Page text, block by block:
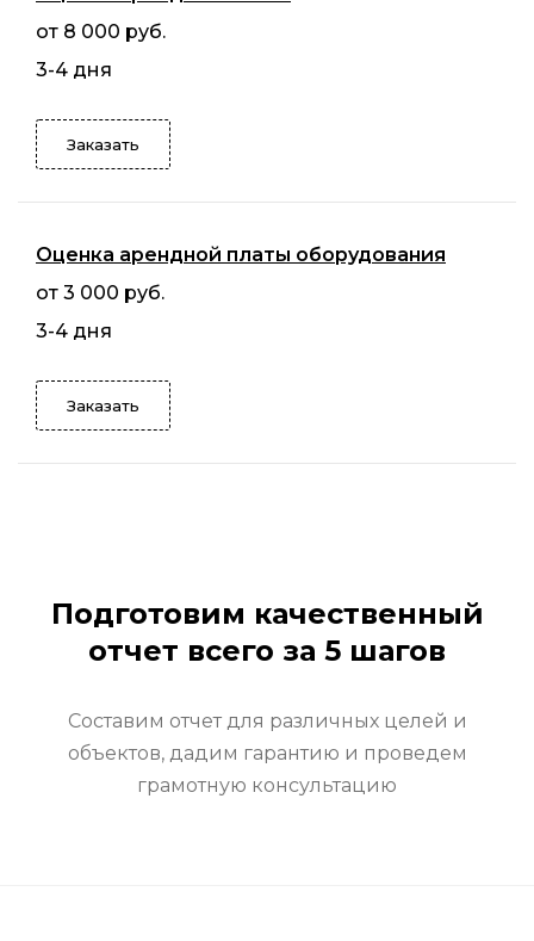
от 8 000 руб.
3-4 дня
Заказать
Оценка арендной платы оборудования
от 3 000 руб.
3-4 дня
Заказать
Подготовим качественный
отчет всего за 5 шагов
Составим отчет для различных целей и
объектов, дадим гарантию и проведем
грамотную консультацию